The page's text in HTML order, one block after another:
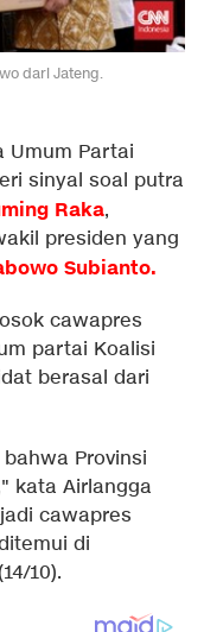
dari Jateng.
Umum Partai
sinyal soal putra
Raka,
presiden yang
Subianto.
cawapres
partai Koalisi
berasal dari
Provinsi
kata Airlangga
cawapres
di
10).